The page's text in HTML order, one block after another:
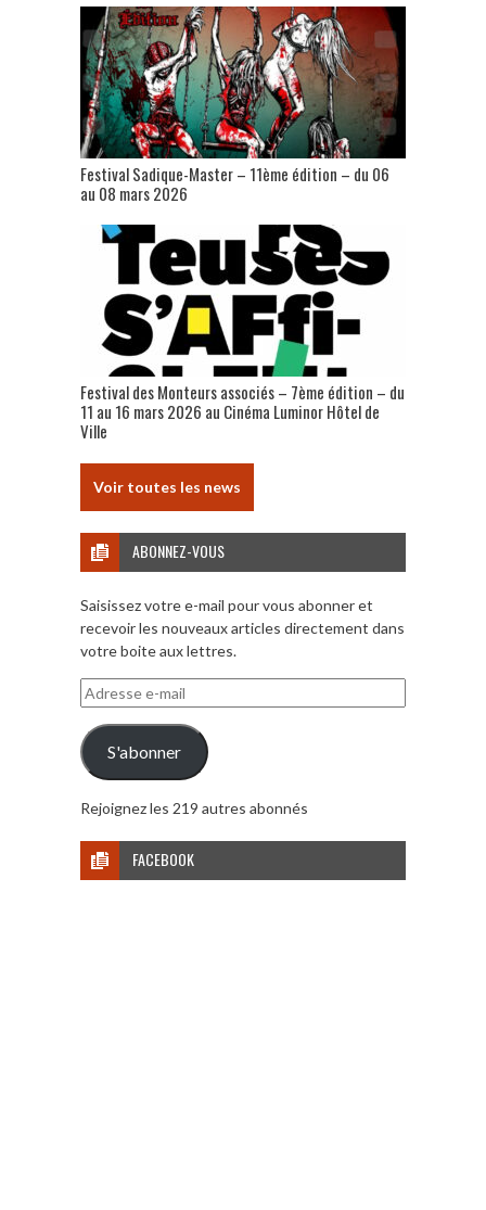
Festival Sadique-Master – 11ème édition – du 06
au 08 mars 2026
Festival des Monteurs associés – 7ème édition – du
11 au 16 mars 2026 au Cinéma Luminor Hôtel de
Ville
Voir toutes les news
ABONNEZ-VOUS
Saisissez votre e-mail pour vous abonner et
recevoir les nouveaux articles directement dans
votre boite aux lettres.
Adresse
e-
mail
S'abonner
Rejoignez les 219 autres abonnés
FACEBOOK